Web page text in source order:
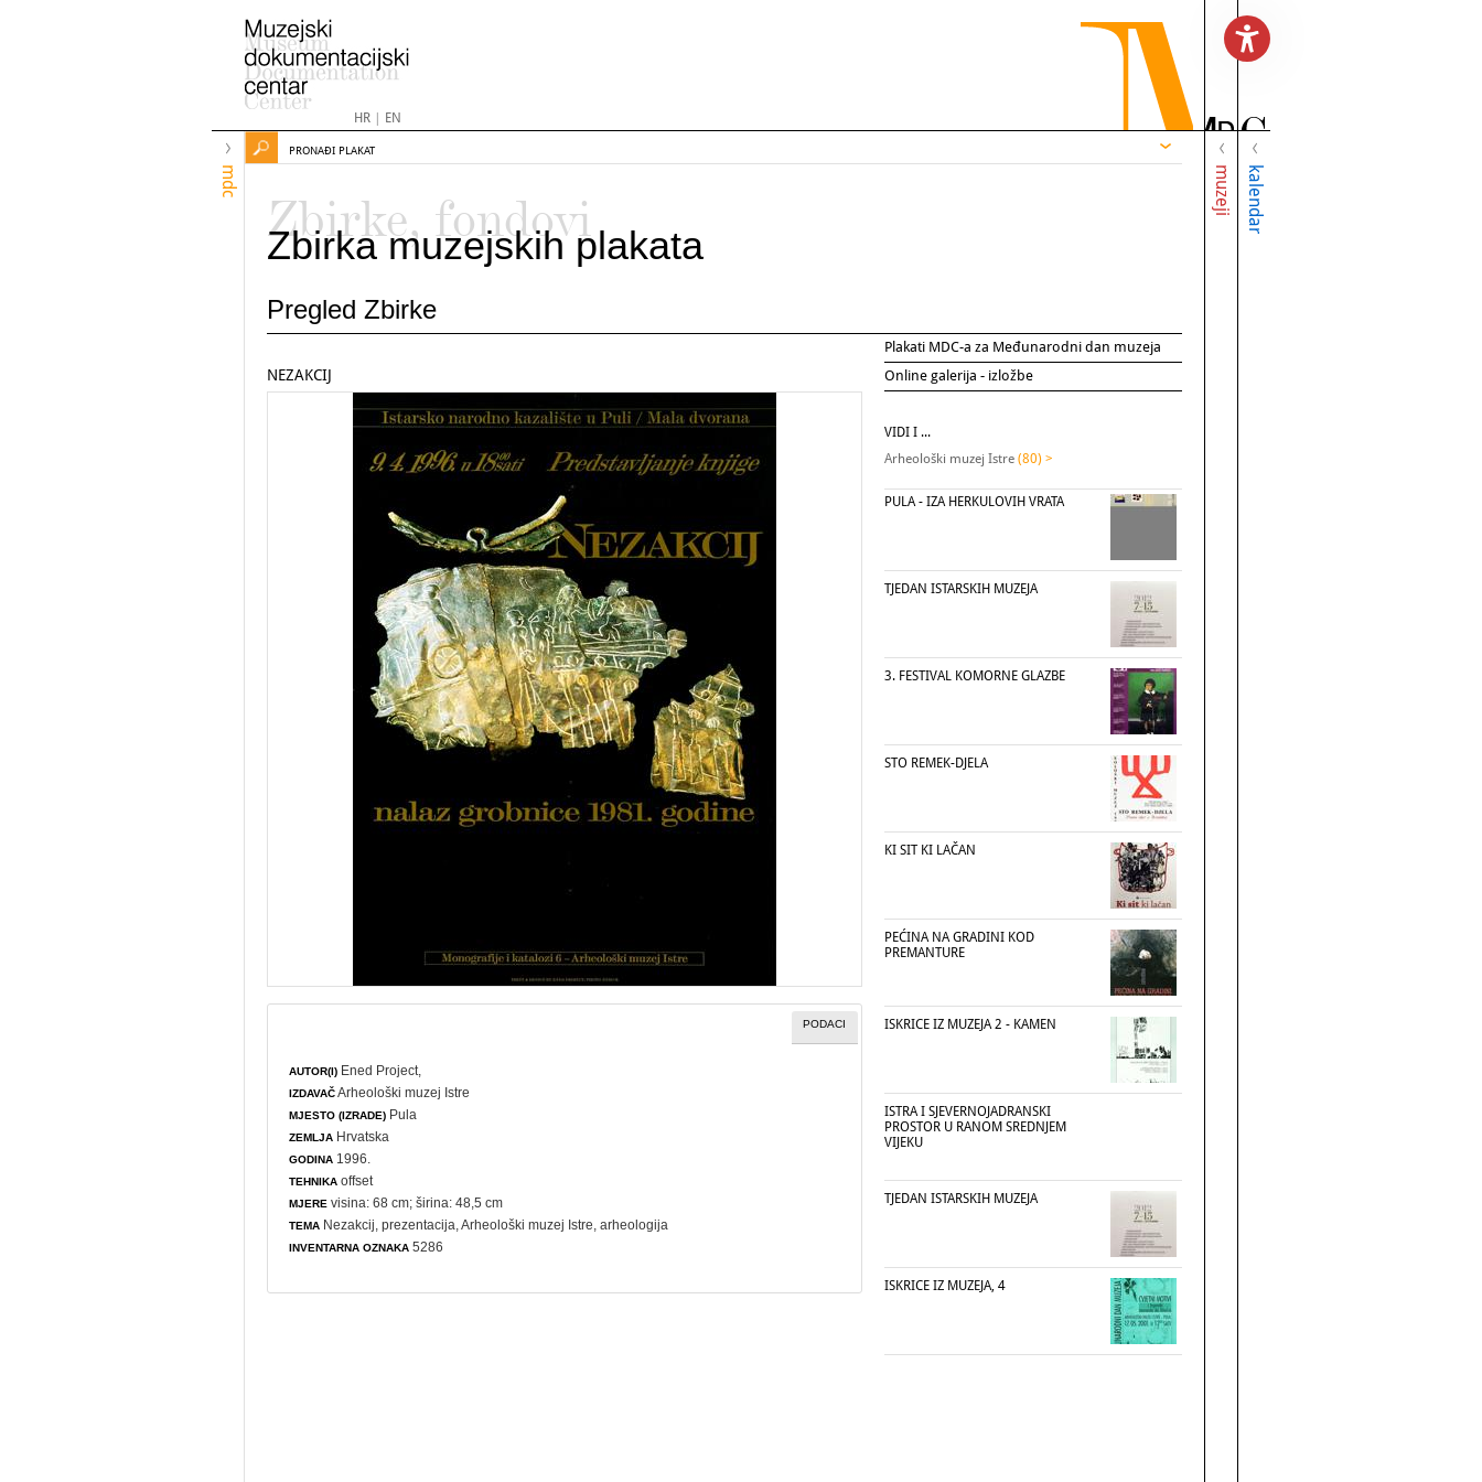
HR| EN
mdc muzeji kalendar
PRONAĐI PLAKAT
Zbirke, fondovi
Zbirka muzejskih plakata
Pregled Zbirke
Plakati MDC-a za Međunarodni dan muzeja
Online galerija - izložbe
NEZAKCIJ
PODACI
AUTOR(I) Ened Project,
IZDAVAČArheološki muzej Istre
MJESTO (IZRADE) Pula
ZEMLJA Hrvatska
GODINA 1996.
TEHNIKA offset
MJERE visina: 68 cm; širina: 48,5 cm
TEMA Nezakcij,prezentacija , Arheološki muzej Istre,arheologija
INVENTARNA OZNAKA 5286
VIDI I ...
Arheološki muzej Istre (80) >
PULA - IZA HERKULOVIH VRATA
TJEDAN ISTARSKIH MUZEJA
3. FESTIVAL KOMORNE GLAZBE
STO REMEK-DJELA
KI SIT KI LAČAN
PEĆINA NA GRADINI KOD
PREMANTURE
ISKRICE IZ MUZEJA 2 - KAMEN
ISTRA I SJEVERNOJADRANSKI
PROSTOR U RANOM SREDNJEM
VIJEKU
TJEDAN ISTARSKIH MUZEJA
ISKRICE IZ MUZEJA, 4